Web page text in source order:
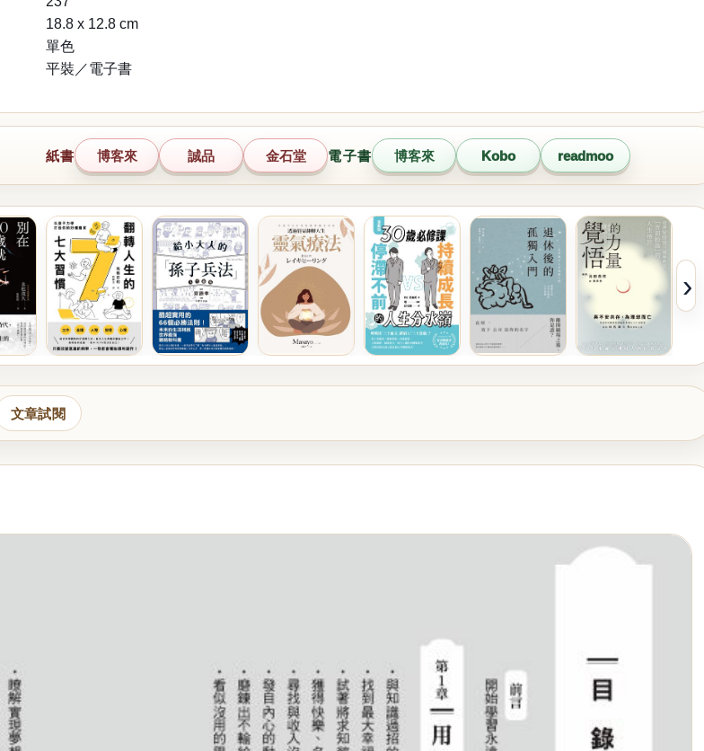
18.8 x 12.8 cm
單色
平裝／電子書
紙書 博客來 誠品 金石堂 電子書 博客來 Kobo readmoo
›
文章試閱